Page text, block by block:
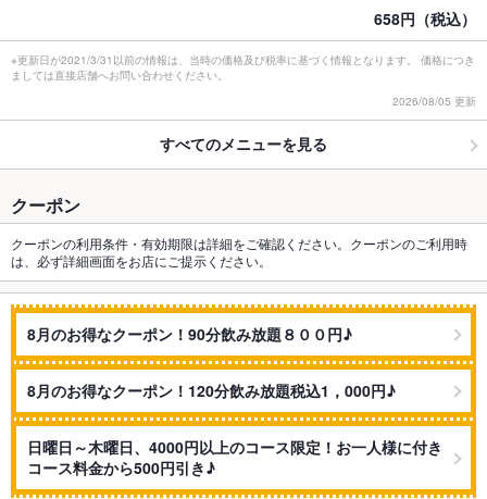
658円（税込）
※更新日が2021/3/31以前の情報は、当時の価格及び税率に基づく情報となります。 価格につき
ましては直接店舗へお問い合わせください。
2026/08/05 更新
すべてのメニューを見る
クーポン
クーポンの利用条件・有効期限は詳細をご確認ください。クーポンのご利用時
は、必ず詳細画面をお店にご提示ください。
8月のお得なクーポン！90分飲み放題８００円♪
8月のお得なクーポン！120分飲み放題税込1，000円♪
日曜日～木曜日、4000円以上のコース限定！お一人様に付き
コース料金から500円引き♪